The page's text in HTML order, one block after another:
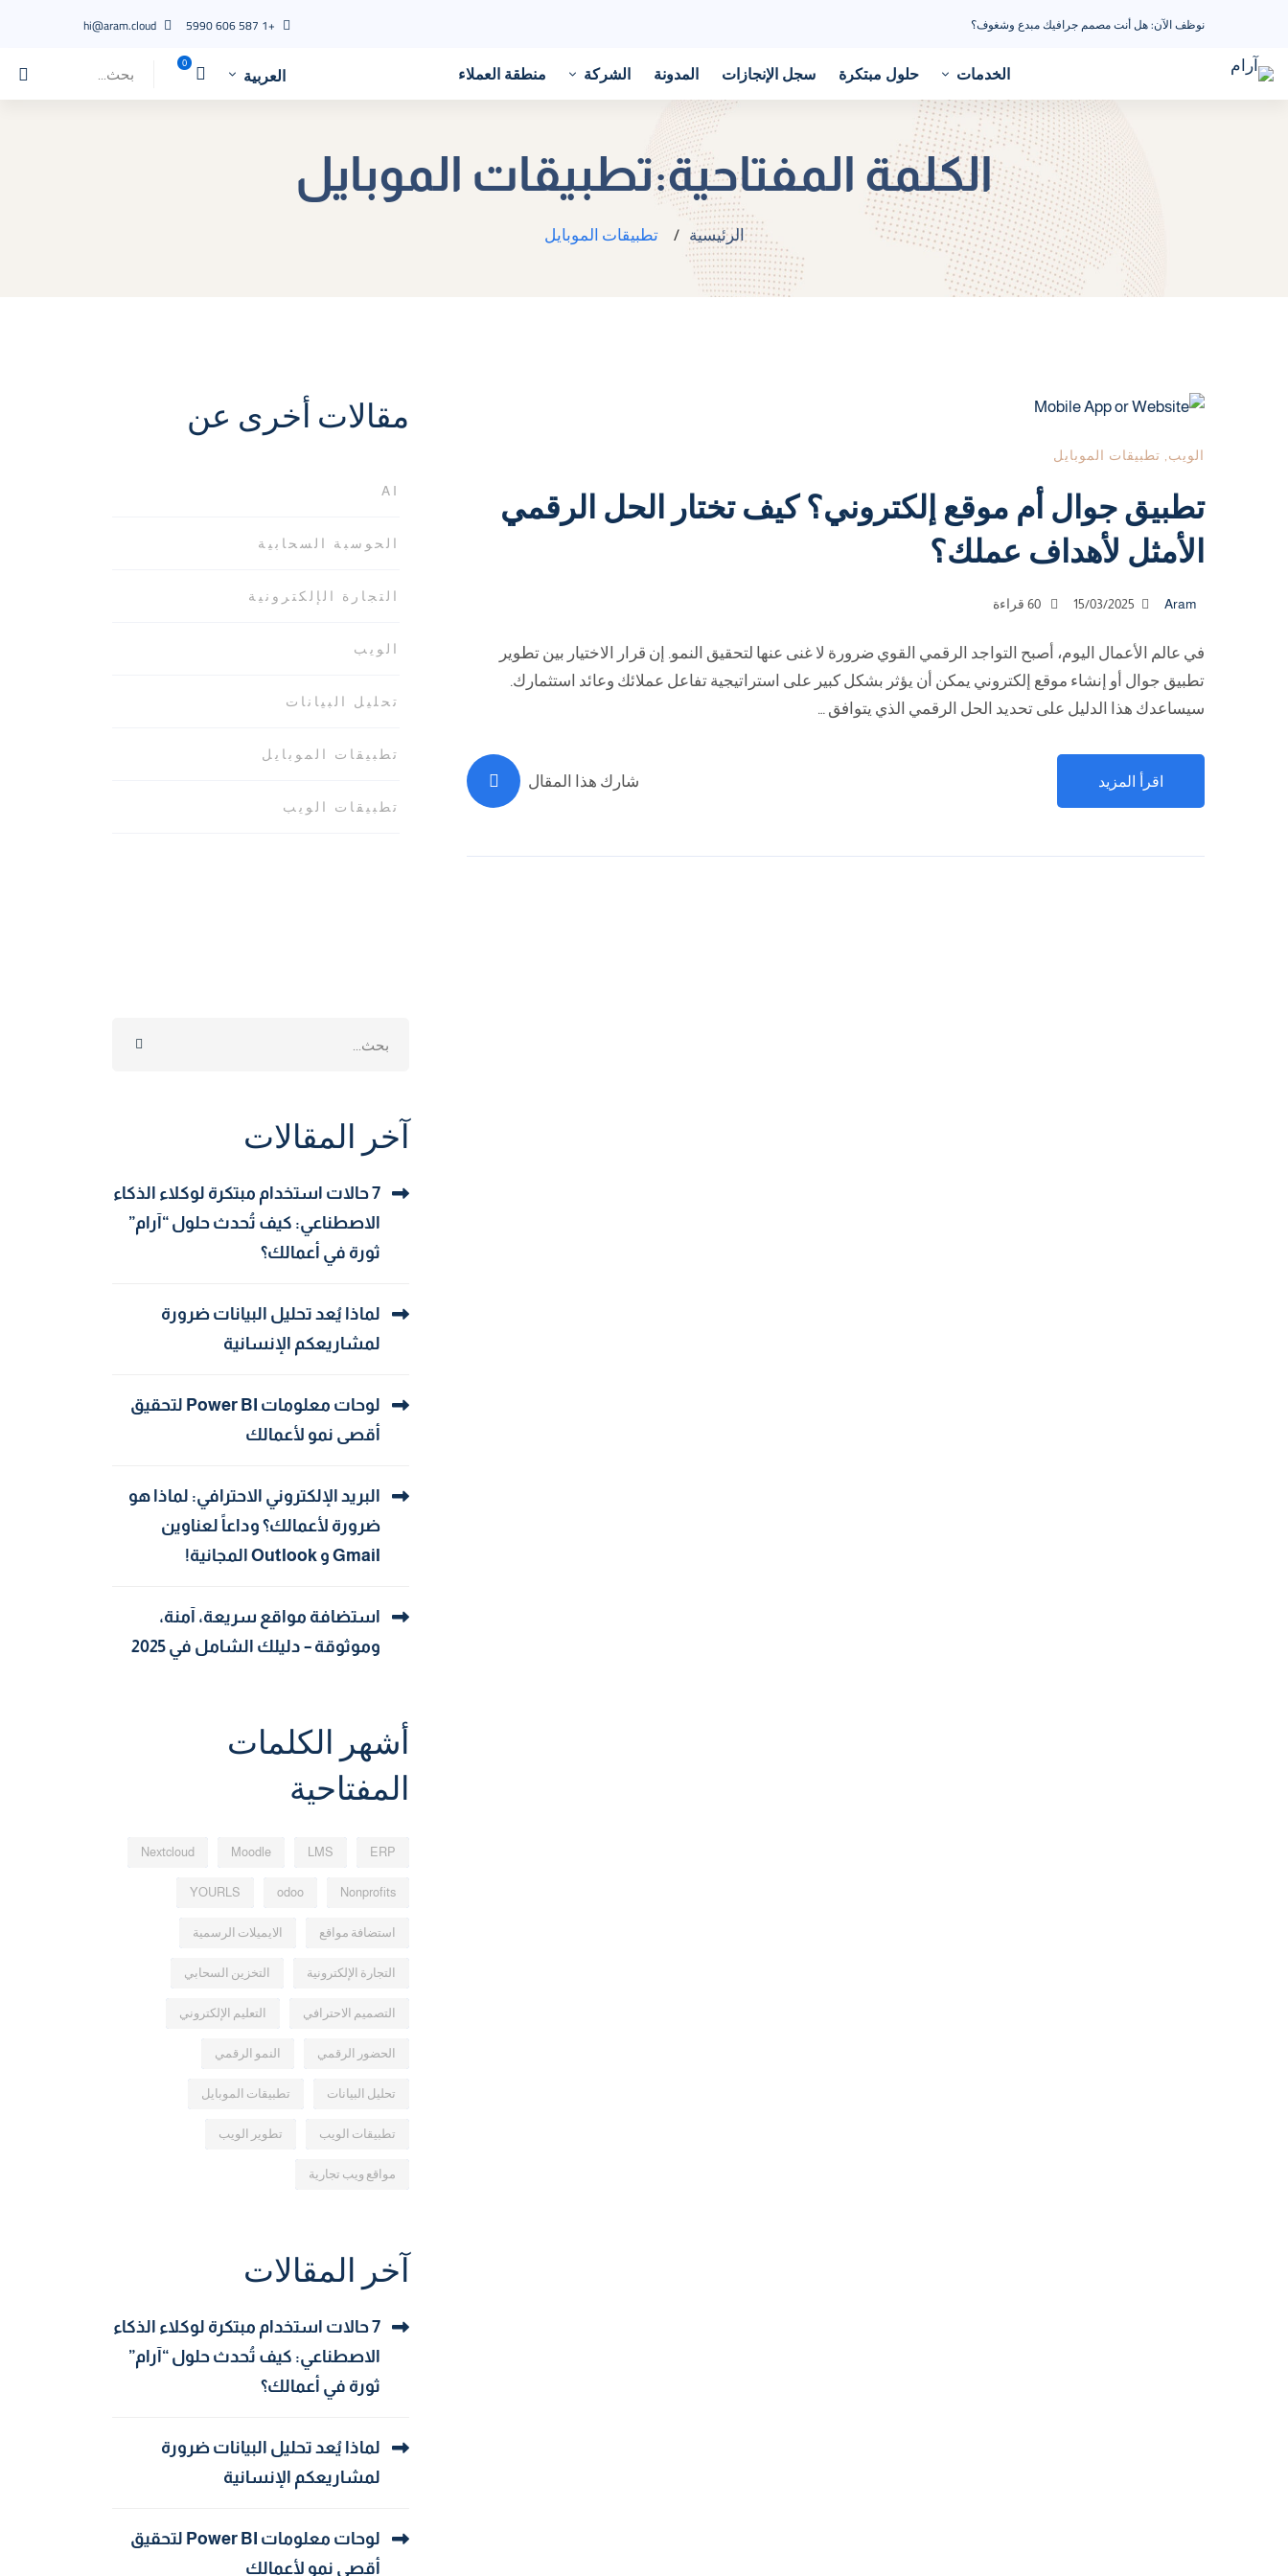
نوظف الآن: هل أنت مصمم جرافيك مبدع وشغوف؟ +1 587 606 5990
hi@aram.cloud
الخدمات حلول مبتكرة سجل الإنجازات المدونة الشركة منطقة العملاء العربية
Search
for:
الكلمة المفتاحية:تطبيقات الموبايل
الرئيسية تطبيقات الموبايل
الويب تطبيقات الموبايل
تطبيق جوال أم موقع إلكتروني؟ كيف تختار الحل الرقمي
الأمثل لأهداف عملك؟
15/03/2025
في عالم الأعمال اليوم، أصبح التواجد الرقمي القوي ضرورة لا غنى عنها لتحقيق النمو. إن قرار الاختيار بين تطوير
تطبيق جوال أو إنشاء موقع إلكتروني يمكن أن يؤثر بشكل كبير على استراتيجية تفاعل عملائك وعائد استثمارك.
سيساعدك هذا الدليل على تحديد الحل الرقمي الذي يتوافق …
اقرأ المزيد شارك هذا المقال
مقالات أخرى عن
AI
الحوسبة السحابية
التجارة الإلكترونية
الويب
تحليل البيانات
تطبيقات الموبايل
تطبيقات الويب
آخر المقالات
7 حالات استخدام مبتكرة لوكلاء الذكاء
الاصطناعي: كيف تُحدث حلول “آرام”
ثورة في أعمالك؟
لماذا يُعد تحليل البيانات ضرورة
لمشاريعكم الإنسانية
لوحات معلومات Power BI لتحقيق
أقصى نمو لأعمالك
البريد الإلكتروني الاحترافي: لماذا هو
ضرورة لأعمالك؟ وداعاً لعناوين
Gmail و Outlook المجانية!
استضافة مواقع سريعة، آمنة،
وموثوقة – دليلك الشامل في 2025
أشهر الكلمات
المفتاحية
ERP
LMS
Moodle
Nextcloud
Nonprofits
odoo
YOURLS
استضافة مواقع الايميلات الرسمية
التجارة الإلكترونية التخزين السحابي
التصميم الاحترافي التعليم الإلكتروني
الحضور الرقمي النمو الرقمي
تحليل البيانات تطبيقات الموبايل
تطبيقات الويب تطوير الويب
مواقع ويب تجارية
آخر المقالات
7 حالات استخدام مبتكرة لوكلاء الذكاء
الاصطناعي: كيف تُحدث حلول “آرام”
ثورة في أعمالك؟
لماذا يُعد تحليل البيانات ضرورة
لمشاريعكم الإنسانية
لوحات معلومات Power BI لتحقيق
أقصى نمو لأعمالك